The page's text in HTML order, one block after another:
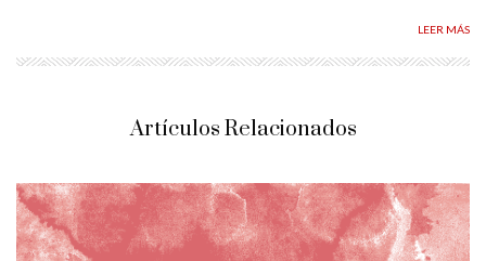
LEER MÁS
Artículos Relacionados